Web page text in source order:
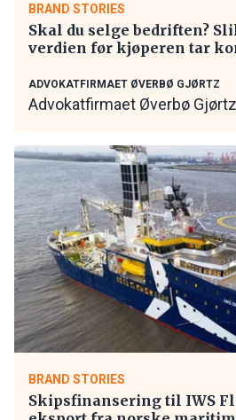
BRAND STORIES
Skal du selge bedriften?
verdien før kjøperen tar
ADVOKATFIRMAET ØVERBØ GJØRTZ
Advokatfirmaet Øverbø Gjørtz
BRAND STORIES
Skipsfinansering til IWS